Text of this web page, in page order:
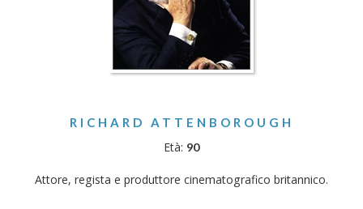
RICHARD ATTENBOROUGH
Età: 90
Attore, regista e produttore cinematografico britannico.